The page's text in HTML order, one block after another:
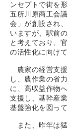
ンセプトで街を
五所川原商工会
会」が創設され
いますが、駅前
と考えており、
の活性化に向け
農家の経営支
し、農作業の省
に、高収益作物
支援し、基幹産
基盤強化を図っ
また、昨年は